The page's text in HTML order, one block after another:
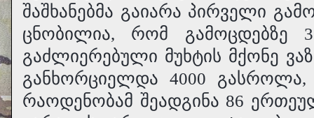
შაშხანებმა გაიარა პირველი
ცნობილია, რომ გამოცდებზე
გაძლიერებული მუხტის მქონე
განხორციელდა 4000 გასროლა,
რაოდენობამ შეადგინა 86